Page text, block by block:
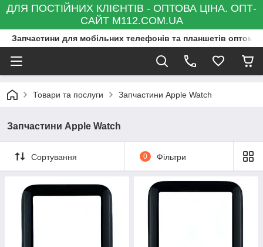
ДЛЯ ПОСТІЙНИХ КЛІЄНТІВ - ОПТОВА ЦІНА. ОПТ-
САЙТ M112.COM.UA
Запчастини для мобільних телефонів та планшетів оптом
Товари та послуги Запчастини Apple Watch
Запчастини Apple Watch
Сортування 0 Фільтри